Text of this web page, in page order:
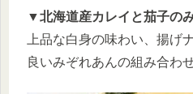
▼北海道産カレイと茄子の
上品な白身の味わい、揚げ
良いみぞれあんの組み合わ